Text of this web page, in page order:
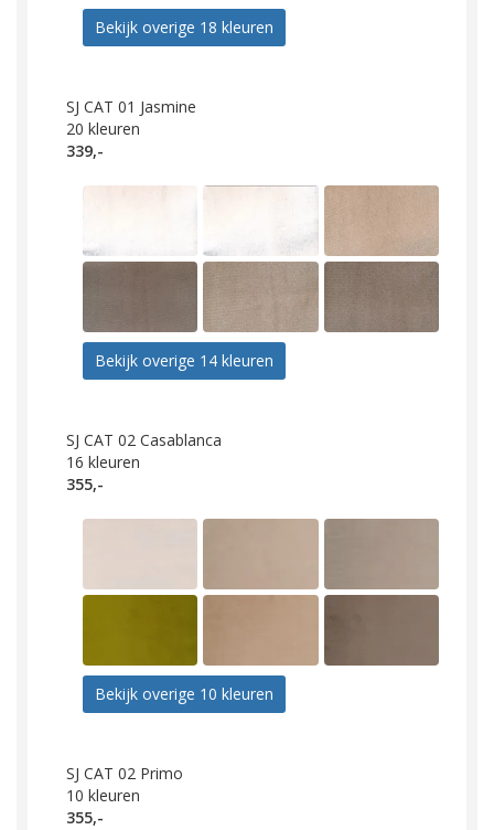
Bekijk overige 18 kleuren
SJ CAT 01 Jasmine
20 kleuren
339,-
Bekijk overige 14 kleuren
SJ CAT 02 Casablanca
16 kleuren
355,-
Bekijk overige 10 kleuren
SJ CAT 02 Primo
10 kleuren
355,-